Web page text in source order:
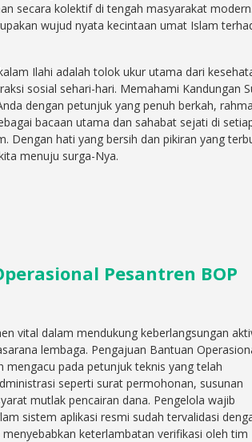
secara kolektif di tengah masyarakat modern.
wujud nyata kecintaan umat Islam
Ilahi adalah tolok ukur utama dari
sosial sehari-hari. Memahami Kandungan
dengan petunjuk yang penuh berkah,
bacaan utama dan sahabat sejati di
Dengan hati yang bersih dan pikiran yang
menuju surga-Nya.
Pesantren BOP
vital dalam mendukung keberlangsungan
lembaga. Pengajuan Bantuan
mengacu pada petunjuk teknis yang telah
seperti surat permohonan, susunan
mutlak pencairan dana. Pengelola wajib
sistem aplikasi resmi sudah tervalidasi
keterlambatan verifikasi oleh tim